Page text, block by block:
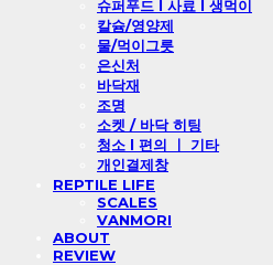
슈퍼푸드 l 사료 l 생먹이
칼슘/영양제
물/먹이그릇
은신처
바닥재
조명
소켓 / 바닥 히팅
청소 l 편의 ㅣ 기타
개인결제창
REPTILE LIFE
SCALES
VANMORI
ABOUT
REVIEW